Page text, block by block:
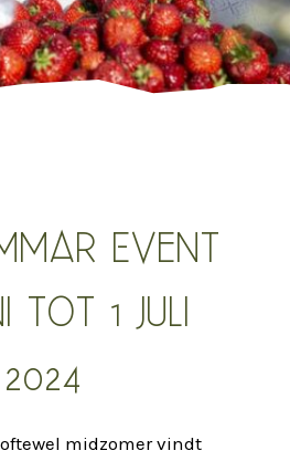
Event
tot 1 juli
2024
midzomer vindt